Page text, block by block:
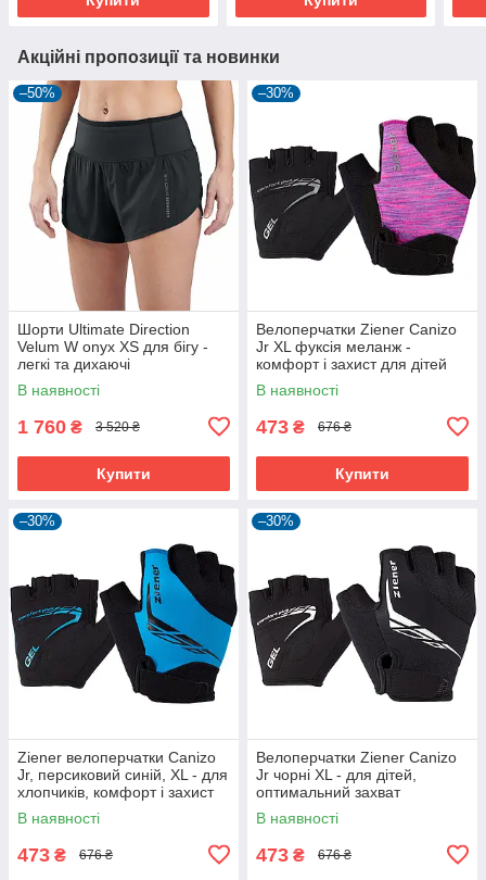
Акційні пропозиції та новинки
–50%
Шорти Ultimate Direction
Velum W onyx XS для бігу -
легкі та дихаючі
В наявності
1 760 ₴ 3 520 ₴
Купити
–30%
Велоперчатки Ziener Canizo
Jr XL фуксія меланж -
комфорт і захист для дітей
В наявності
473 ₴ 676 ₴
Купити
–30%
Ziener велоперчатки Canizo
Jr, персиковий синій, XL - для
хлопчиків, комфорт і захист
В наявності
473 ₴ 676 ₴
–30%
Велоперчатки Ziener Canizo
Jr чорні XL - для дітей,
оптимальний захват
В наявності
473 ₴ 676 ₴